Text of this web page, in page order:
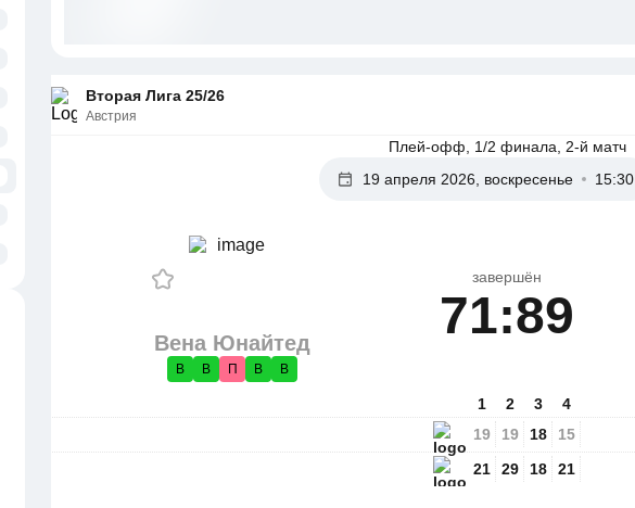
Вторая Лига 25/26
Австрия
Плей-офф, 1/2 финала, 2-й матч
19 апреля 2026, воскресенье
15:30
Вена Юнайтед
В В П В В
завершён
71:89
1
19
21
2
19
29
3
18
18
4
15
21